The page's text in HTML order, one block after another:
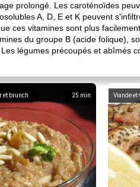
prolongé. Les caroténoïdes
A, D, E et K peuvent
ces vitamines sont plus
du groupe B (acide folique),
légumes précoupés et abîmés
25 min
et brunch Viande et